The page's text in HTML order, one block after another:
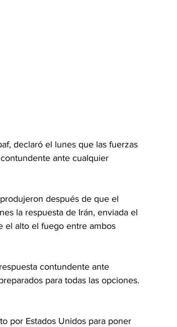
declaró el lunes que las fuerzas
ante cualquier
después de que el
la respuesta de Irán, enviada el
el alto el fuego entre ambos
contundente ante
para todas las opciones.
por Estados Unidos para poner